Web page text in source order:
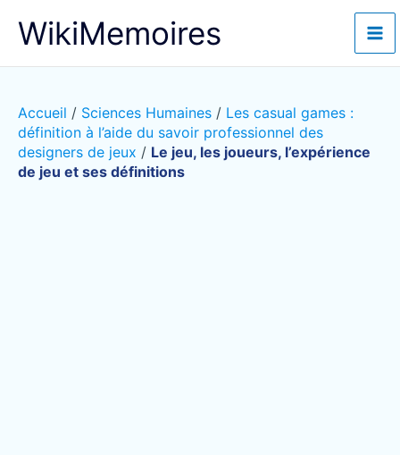
WikiMemoires
Accueil / Sciences Humaines / Les casual games :
définition à l’aide du savoir professionnel des
designers de jeux / Le jeu, les joueurs, l’expérience
de jeu et ses définitions